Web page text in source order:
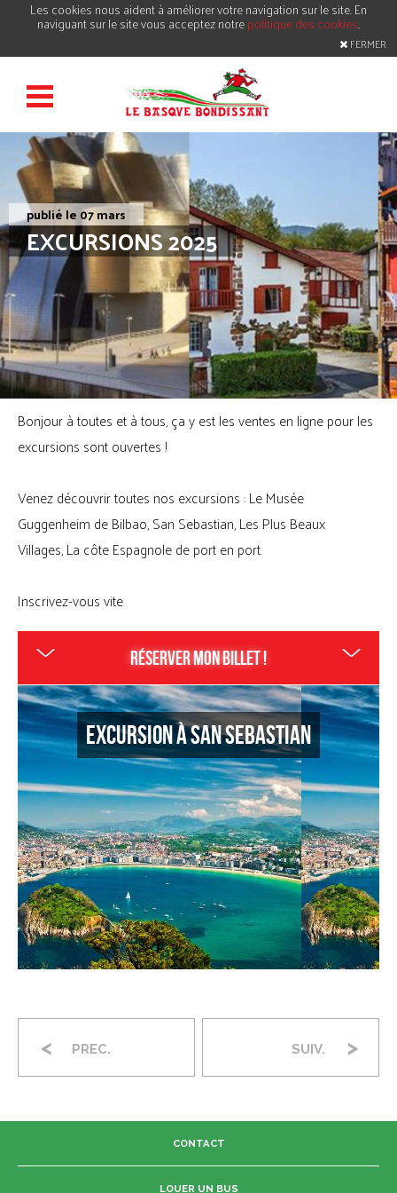
Les cookies nous aident à améliorer votre navigation sur le site. En
naviguant sur le site vous acceptez notrepolitique des cookies.
FERMER
publié le 07 mars
EXCURSIONS 2025
Bonjour à toutes et à tous, ça y est les ventes en ligne pour les
excursions sont ouvertes !
Venez découvrir toutes nos excursions : Le Musée
Guggenheim de Bilbao, San Sebastian, Les Plus Beaux
Villages, La côte Espagnole de port en port.
Inscrivez-vous vite
Réserver mon billet !
Excursion à San Sebastian
< PREC. >
SUIV.
CONTACT
LOUER UN BUS